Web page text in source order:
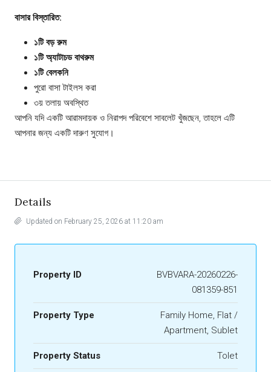
বাসার বিস্তারিত:
১টি বড় রুম
১টি অ্যাটাচড বাথরুম
১টি বেলকনি
পুরো বাসা টাইলস করা
৩য় তলায় অবস্থিত
আপনি যদি একটি আরামদায়ক ও নিরাপদ পরিবেশে সাবলেট খুঁজছেন, তাহলে এটি
আপনার জন্য একটি দারুণ সুযোগ।
Details
Updated on February 25, 2026 at 11:20 am
Property ID
BVBVARA-20260226-
081359-851
Property Type
Family Home, Flat /
Apartment, Sublet
Property Status Tolet